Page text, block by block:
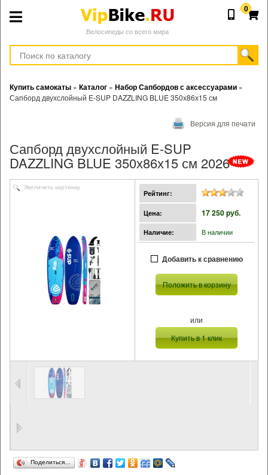
Велосипеды со всего мира
0
Купить самокаты » Каталог » Набор Сапбордов с аксессуарами »
Сапборд двухслойный E-SUP DAZZLING BLUE 350х86х15 см
Версия для печати
Сапборд двухслойный E-SUP
DAZZLING BLUE 350х86х15 см 2026
Увеличить картинку
Рейтинг:
Цена: 17 250 pуб.
Наличие: В наличии
Добавить к сравнению
Положить в корзину
или
Купить в 1 клик
Поделиться…